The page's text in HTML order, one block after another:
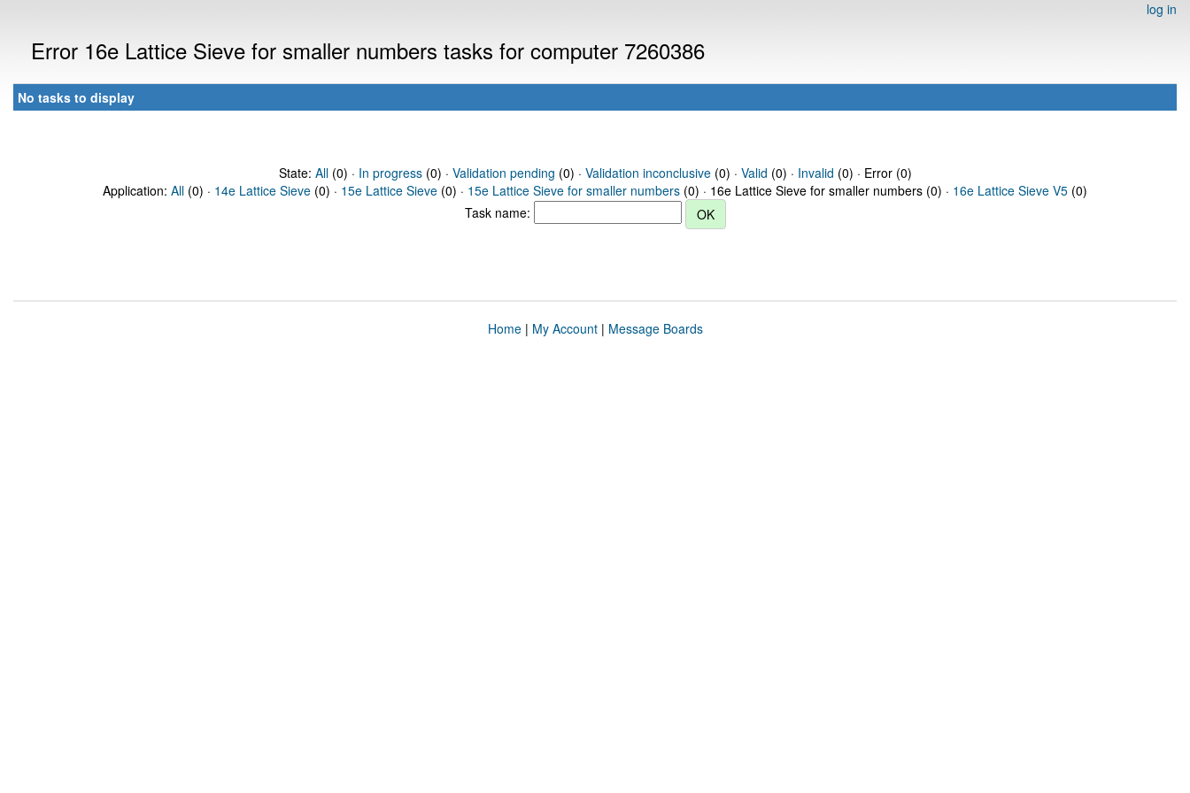
log in
Error 16e Lattice Sieve for smaller numbers tasks for computer 7260386
No tasks to display
State: All(0) · In progress(0) · Validation pending (0) · Validation inconclusive(0) · Valid (0) · Invalid (0) · Error (0)
Application: All (0) · 14e Lattice Sieve (0) · 15e Lattice Sieve (0) · 15e Lattice Sieve for smaller numbers (0) · 16e Lattice Sieve for smaller numbers (0) · 16e Lattice Sieve V5 (0)
Task name:
Home| My Account| Message Boards